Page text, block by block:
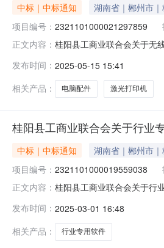
中标｜中标通知 湖南省｜郴州市
项目编号： 2321101000021297859
正文内容： 桂阳县工商业联合会关于无
码:431021项目所在行政区
发布时间： 2025-05-15 15:41
相关产品：
电脑配件 激光打印机
桂阳县工商业联合会关于行业
中标｜中标通知 湖南省｜郴州市
项目编号： 2321101000019559038
正文内容： 桂阳县工商业联合会关于行
在行政区划名称:湖南省郴
发布时间： 2025-03-01 16:48
相关产品：
行业专用软件